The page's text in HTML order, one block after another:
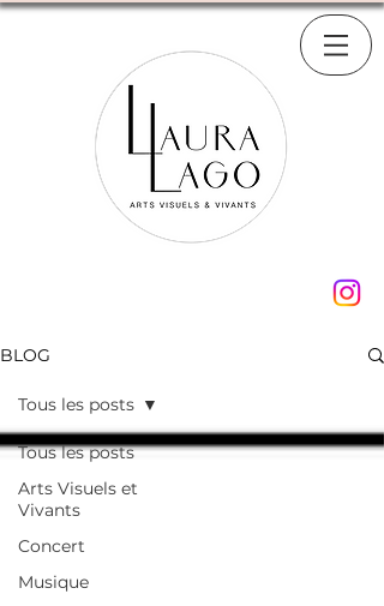
BLOG
Tous les posts
Arts Visuels et
Vivants
Concert
Musique
Tous les posts